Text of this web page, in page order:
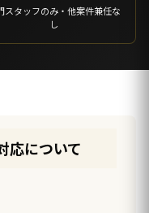
スタッフのみ・他案件兼任な
し
応について